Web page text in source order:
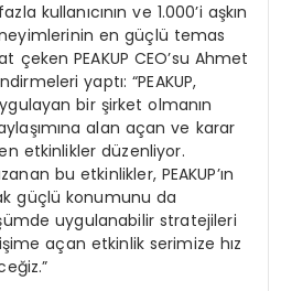
kullanıcının ve 1.000’i aşkın
en güçlü temas
çeken PEAKUP CEO’su Ahmet
yaptı: “PEAKUP,
bir şirket olmanın
alan açan ve karar
etkinlikler düzenliyor.
bu etkinlikler, PEAKUP’ın
güçlü konumunu da
uygulanabilir stratejileri
açan etkinlik serimize hız